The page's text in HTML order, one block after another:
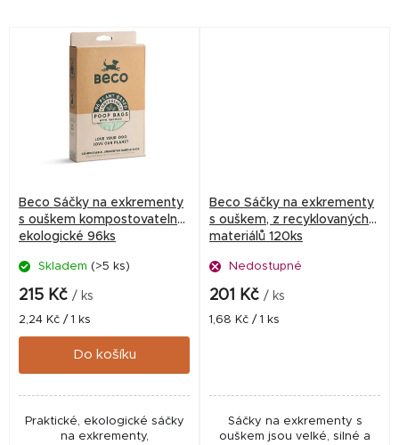
Beco Sáčky na exkrementy
s ouškem kompostovatelné,
ekologické 96ks
Skladem (>5 ks)
215 Kč / ks
Měrná
cena:
2,24 Kč / 1 ks
Do košíku
Praktické, ekologické sáčky
na exkrementy,
Beco Sáčky na exkrementy
s ouškem, z recyklovaných
materiálů 120ks
Nedostupné
201 Kč / ks
Měrná
1,68 Kč / 1 ks
Sáčky na exkrementy s
ouškem jsou velké, silné a